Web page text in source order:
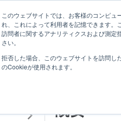
このウェブサイトでは、お客様のコンピ
れ、これによって利用者を記憶できます
訪問者に関するアナリティクスおよび測定
さい。
拒否した場合、このウェブサイトを訪問し
のCookieが使用されます。
ユーザー向
け
システム管理者向
け
お知ら
概要